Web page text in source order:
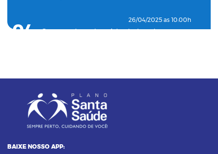
04
26/04/2025 as 10:00h
05
Entenda o por que a pressão 12 por 8 passou
06
Alimentos termogênicos: conheça quais são
BAIXE NOSSO APP: